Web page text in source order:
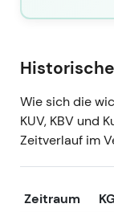
Wie sich die
KUV, KBV und
Zeitverlauf im
Zeitraum